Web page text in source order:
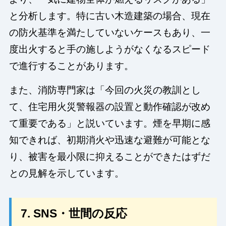
と分析します。特に古い木造建築の場合、現在
の防火基準を満たしていないケースもあり、一
度出火すると手の施しようがなくなるスピード
で進行することがあります。
また、消防専門家は「今回の火災の教訓とし
て、住宅用火災警報器の設置と動作確認が改め
て重要である」と説いています。煙を早期に感
知できれば、初期消火や迅速な避難が可能とな
り、被害を最小限に抑えることができたはずだ
との見解を示しています。
7. SNS・世間の反応